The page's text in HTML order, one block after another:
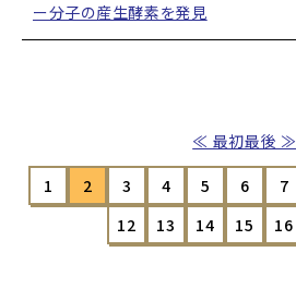
ー分子の産生酵素を発見
≪ 最初
1 2 3 4 5 6 7
12
13 14 15 16
最後 ≫